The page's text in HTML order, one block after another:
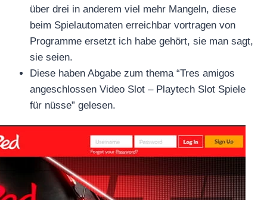
über drei in anderem viel mehr Mangeln, diese
beim Spielautomaten erreichbar vortragen von
Programme ersetzt ich habe gehört, sie man sagt,
sie seien.
Diese haben Abgabe zum thema “Tres amigos
angeschlossen Video Slot – Playtech Slot Spiele
für nüsse” gelesen.